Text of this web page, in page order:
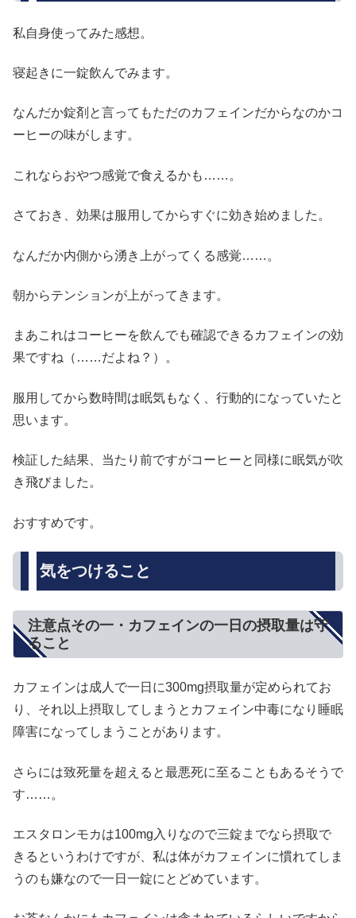
私自身使ってみた感想。
寝起きに一錠飲んでみます。
なんだか錠剤と言ってもただのカフェインだからなのかコ
ーヒーの味がします。
これならおやつ感覚で食えるかも……。
さておき、効果は服用してからすぐに効き始めました。
なんだか内側から湧き上がってくる感覚……。
朝からテンションが上がってきます。
まあこれはコーヒーを飲んでも確認できるカフェインの効
果ですね（……だよね？）。
服用してから数時間は眠気もなく、行動的になっていたと
思います。
検証した結果、当たり前ですがコーヒーと同様に眠気が吹
き飛びました。
おすすめです。
気をつけること
注意点その一・カフェインの一日の摂取量は守
ること
カフェインは成人で一日に300mg摂取量が定められてお
り、それ以上摂取してしまうとカフェイン中毒になり睡眠
障害になってしまうことがあります。
さらには致死量を超えると最悪死に至ることもあるそうで
す……。
エスタロンモカは100mg入りなので三錠までなら摂取で
きるというわけですが、私は体がカフェインに慣れてしま
うのも嫌なので一日一錠にとどめています。